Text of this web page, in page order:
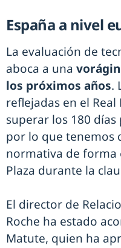
España a nivel
La evaluación de
aboca a una
los próximos años.
reflejadas en el
superar los 180
por lo que tenemos
normativa de forma
Plaza durante la
El director de
Roche ha estado
Matute, quien ha